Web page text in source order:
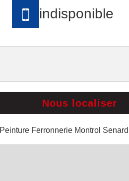
indisponible
Nous localiser
Peinture Ferronnerie Montrol Senard